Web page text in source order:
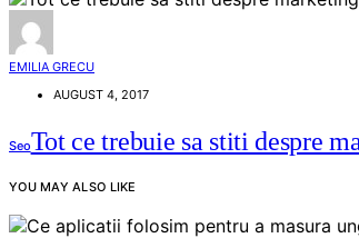
EMILIA GRECU
AUGUST 4, 2017
SeoTot ce trebuie sa stiti despre
YOU MAY ALSO LIKE